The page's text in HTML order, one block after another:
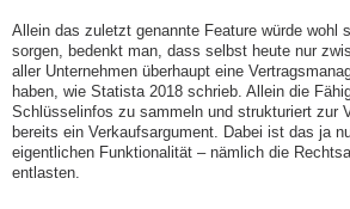
Allein das zuletzt genannte Feature würde wohl
sorgen, bedenkt man, dass selbst heute nur
aller Unternehmen überhaupt eine
haben, wie Statista 2018 schrieb. Allein die
Schlüsselinfos zu sammeln und strukturiert zur
bereits ein Verkaufsargument. Dabei ist das ja
eigentlichen Funktionalität – nämlich die
entlasten.